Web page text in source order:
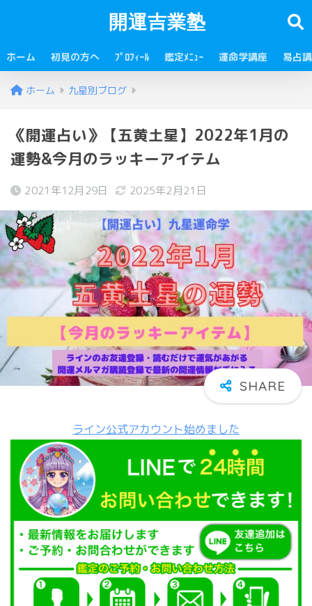
開運吉業塾
ホーム 初見の方へ ﾌﾟﾛﾌｨｰﾙ 鑑定ﾒﾆｭｰ 運命学講座 易占
ホーム 九星別ブログ
《開運占い》【五黄土星】2022年1月の
運勢&今月のラッキーアイテム
2021年12月29日 2025年2月21日
ライン公式アカウント始めました